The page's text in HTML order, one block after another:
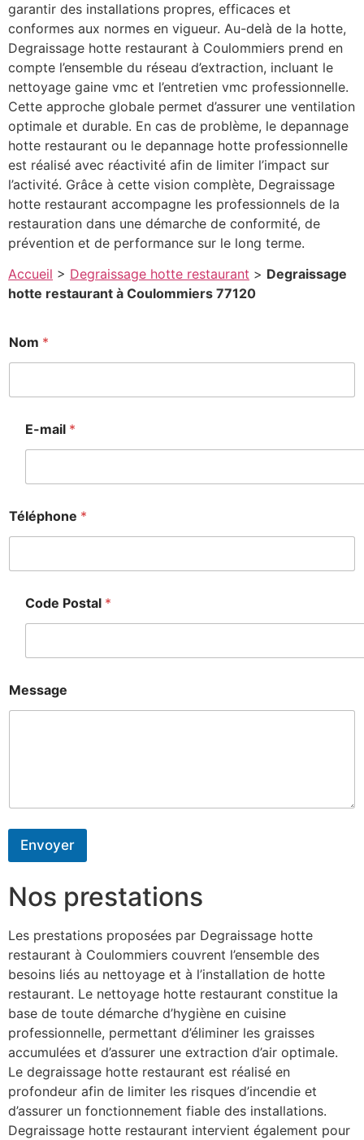
garantir des installations propres, efficaces et
conformes aux normes en vigueur. Au-delà de la hotte,
Degraissage hotte restaurant à Coulommiers prend en
compte l’ensemble du réseau d’extraction, incluant le
nettoyage gaine vmc et l’entretien vmc professionnelle.
Cette approche globale permet d’assurer une ventilation
optimale et durable. En cas de problème, le depannage
hotte restaurant ou le depannage hotte professionnelle
est réalisé avec réactivité afin de limiter l’impact sur
l’activité. Grâce à cette vision complète, Degraissage
hotte restaurant accompagne les professionnels de la
restauration dans une démarche de conformité, de
prévention et de performance sur le long terme.
Accueil > Degraissage hotte restaurant > Degraissage
hotte restaurant à Coulommiers 77120
Nom *
E-mail *
Téléphone *
Code Postal *
Message
Envoyer
Nos prestations
Les prestations proposées par Degraissage hotte
restaurant à Coulommiers couvrent l’ensemble des
besoins liés au nettoyage et à l’installation de hotte
restaurant. Le nettoyage hotte restaurant constitue la
base de toute démarche d’hygiène en cuisine
professionnelle, permettant d’éliminer les graisses
accumulées et d’assurer une extraction d’air optimale.
Le degraissage hotte restaurant est réalisé en
profondeur afin de limiter les risques d’incendie et
d’assurer un fonctionnement fiable des installations.
Degraissage hotte restaurant intervient également pour